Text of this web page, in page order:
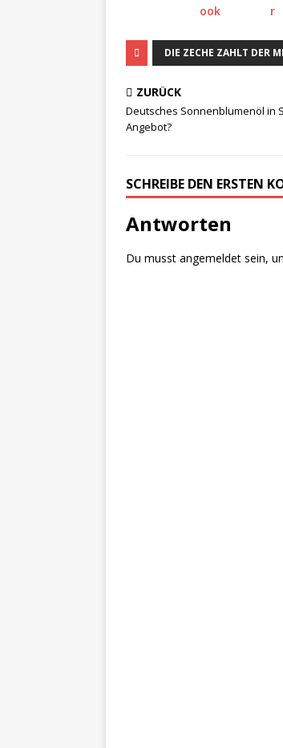
DIE ZECHE ZAHLT DER
ZURÜCK
Deutsches Sonnenblumenöl in
Angebot?
SCHREIBE DEN ERSTEN
Antworten
Du musst angemeldet sein,